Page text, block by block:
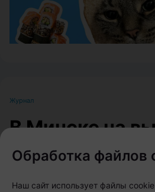
Журнал
В Минске на
пройдет
фестиваль для
Обработка файлов
Наш сайт использует файлы